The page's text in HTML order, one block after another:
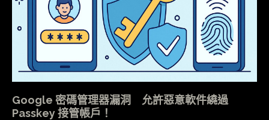
Google 密碼管理器漏洞 允許惡意軟件繞過
Passkey 接管帳戶！